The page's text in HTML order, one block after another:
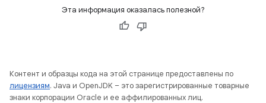
Эта информация оказалась полезной?
Контент и образцы кода на этой странице предоставлены по
лицензиям. Java и OpenJDK – это зарегистрированные товарные
знаки корпорации Oracle и ее аффилированных лиц.